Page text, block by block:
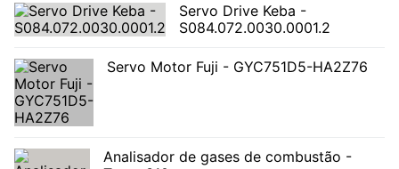
Servo Drive Keba -
S084.072.0030.0001.2
Servo Motor Fuji - GYC751D5-HA2Z76
Analisador de gases de combustão -